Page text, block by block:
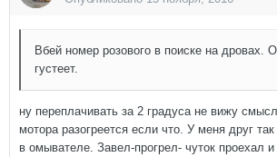
Вбей номер розового в поиске на дровах.
густеет.
ну переплачивать за 2 градуса не вижу
мотора разогреется если что. У меня друг
в омывателе. Завел-прогрел- чуток проехал